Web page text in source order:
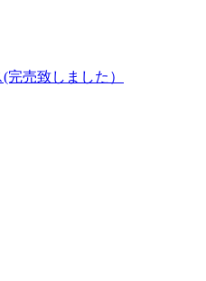
完売致しました）